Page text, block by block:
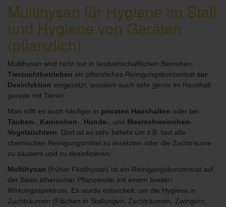
Multihysan für Hygiene im Stall
und Hygiene von Geräten
(pflanzlich)
Multihysan wird nicht nur in landwirtschaftlichen Betrieben,
Tierzuchtbetrieben als pflanzliches Reinigungskonzentrat zur
Desinfektion eingesetzt, sondern auch sehr gerne im Haushalt
gerade mit Tieren.
Man trifft es auch häufiger in privaten Haushalten oder bei
Tauben-, Kaninchen-, Hunde-, und Meerschweinchen-
Vogelzüchtern . Dort ist es sehr beliebt um z.B. fast alle
chemischen Reinigungsmittel zu ersetzten oder die Zuchträume
zu säubern und zu desinfizieren.
Multihysan (früher Fluidhysan) ist ein Reinigungskonzentrat auf
der Basis ätherischer Pflanzenöle mit einem breiten
Wirkungsspektrum. Es wurde entwickelt, um die Hygiene in
Zuchträumen (Flächen in Stallungen, Zuchträumen, Zwingern,